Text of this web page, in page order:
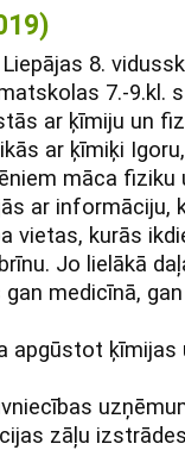
8.
7.-9.kl.
ar ķīmiju un
ar ķīmiķi
māca fiziku
ar informāciju,
vietas, kurās
Jo lielākā
medicīnā,
apgūstot
zāļu